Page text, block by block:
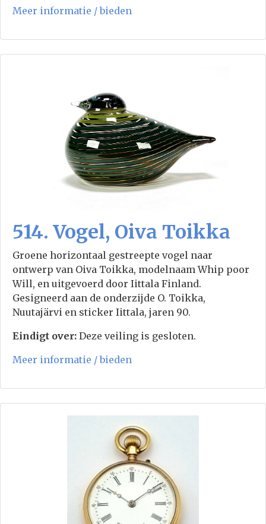
Meer informatie / bieden
514. Vogel, Oiva Toikka
Groene horizontaal gestreepte vogel naar
ontwerp van Oiva Toikka, modelnaam Whip poor
Will, en uitgevoerd door Iittala Finland.
Gesigneerd aan de onderzijde O. Toikka,
Nuutajärvi en sticker Iittala, jaren 90.
Eindigt over: Deze veiling is gesloten.
Meer informatie / bieden